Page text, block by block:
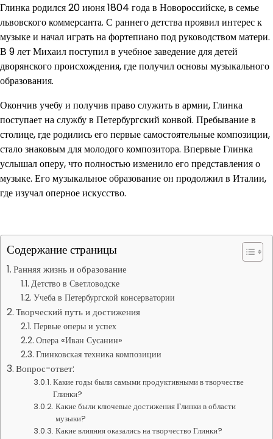
Глинка родился 20 июня 1804 года в Новороссийске, в семье
львовского коммерсанта. С раннего детства проявил интерес к
музыке и начал играть на фортепиано под руководством матери.
В 9 лет Михаил поступил в учебное заведение для детей
дворянского происхождения, где получил основы музыкального
образования.
Окончив учебу и получив право служить в армии, Глинка
поступает на службу в Петербургский конвой. Пребывание в
столице, где родились его первые самостоятельные композиции,
стало знаковым для молодого композитора. Впервые Глинка
услышал оперу, что полностью изменило его представления о
музыке. Его музыкальное образование он продолжил в Италии,
где изучал оперное искусство.
Содержание страницы
Ранняя жизнь и образование
Детство в Светловодске
Учеба в Петербургской консерватории
Творческий путь и достижения
Первые оперы и успех
Опера «Иван Сусанин»
Глинковская техника композиции
Вопрос-ответ:
Какие годы были самыми продуктивными в творчестве
Глинки?
Какие были ключевые достижения Глинки в области
музыки?
Какие влияния оказались на творчество Глинки?